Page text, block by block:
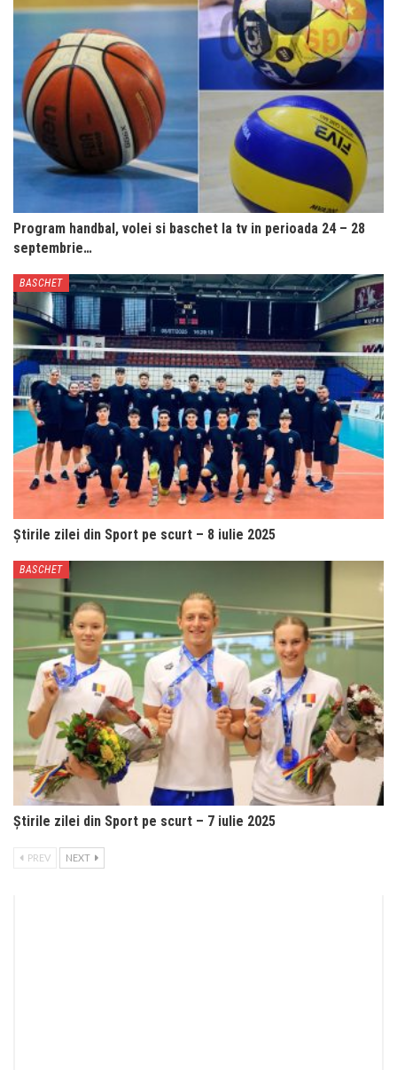
Program handbal, volei si baschet la tv in perioada 24 – 28
septembrie…
BASCHET
Știrile zilei din Sport pe scurt – 8 iulie 2025
BASCHET
Știrile zilei din Sport pe scurt – 7 iulie 2025
PREV NEXT